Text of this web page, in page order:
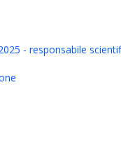
- responsabile